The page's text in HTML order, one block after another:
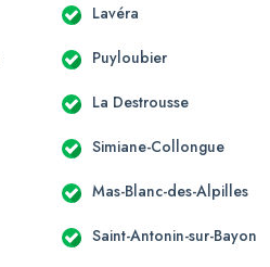
Lavéra
Puyloubier
La Destrousse
Simiane-Collongue
Mas-Blanc-des-Alpilles
Saint-Antonin-sur-Bayon